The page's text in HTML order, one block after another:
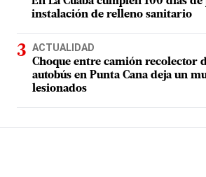
instalación de relleno sanitario
ACTUALIDAD
Choque entre camión recolector
autobús en Punta Cana deja un
lesionados